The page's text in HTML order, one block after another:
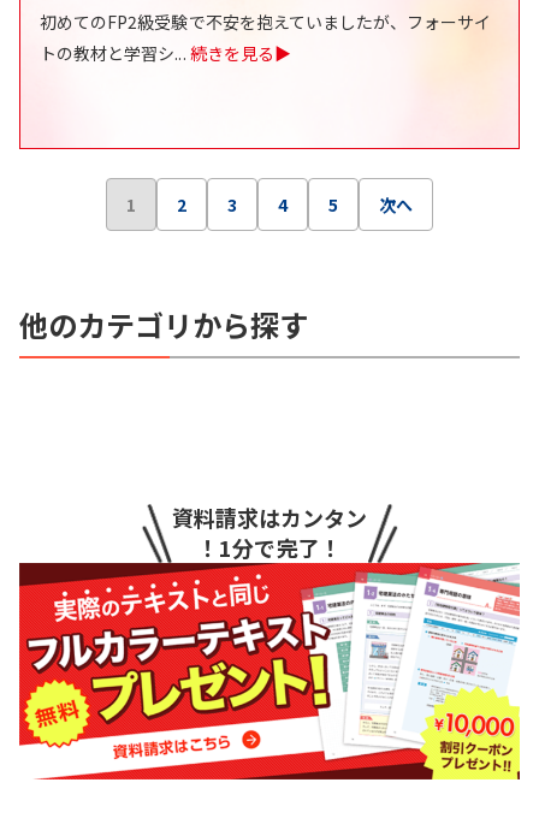
初めてのFP2級受験で不安を抱えていましたが、フォーサイ
トの教材と学習シ... 続きを見る▶
1 2 3 4 5 次へ
他のカテゴリから探す
資料請求はカンタン
！1分で完了！